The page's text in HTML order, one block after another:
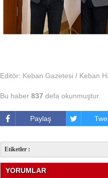
Editör: Keban Gazetesi / Keban
Bu haber 837 defa okunmuştur.
Paylaş
Etiketler :
YORUMLAR